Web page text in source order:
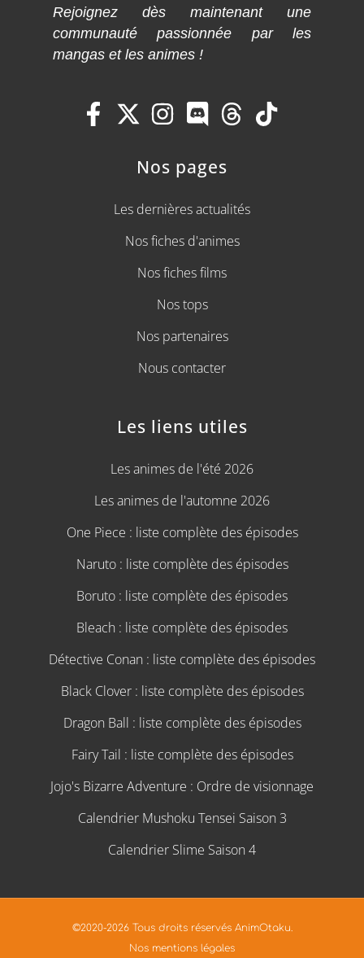
Rejoignez dès maintenant une
communauté passionnée par les
mangas et les animes !
Nos pages
Les dernières actualités
Nos fiches d'animes
Nos fiches films
Nos tops
Nos partenaires
Nous contacter
Les liens utiles
Les animes de l'été 2026
Les animes de l'automne 2026
One Piece : liste complète des épisodes
Naruto : liste complète des épisodes
Boruto : liste complète des épisodes
Bleach : liste complète des épisodes
Détective Conan : liste complète des épisodes
Black Clover : liste complète des épisodes
Dragon Ball : liste complète des épisodes
Fairy Tail : liste complète des épisodes
Jojo's Bizarre Adventure : Ordre de visionnage
Calendrier Mushoku Tensei Saison 3
Calendrier Slime Saison 4
©2020-2026 Tous droits réservés AnimOtaku.
Nos mentions légales